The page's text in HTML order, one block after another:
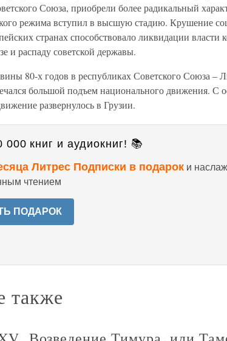
Союза, приобрели более радикальный
режима вступил в высшую стадию. Крушение
странах способствовало ликвидации власти
и распаду советской державы.
80-х годов в республиках Советского Союза –
большой подъем национального движения. С
развернулось в Грузии.
000 книг и аудиокниг! 📚
Литрес Подписки в подарок и
чтением
ПОДАРОК
также